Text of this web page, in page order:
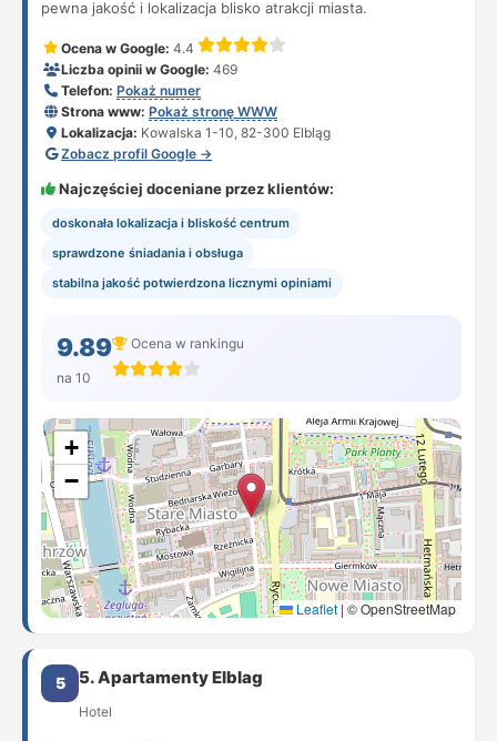
pewna jakość i lokalizacja blisko atrakcji miasta.
Ocena w Google: 4.4
Liczba opinii w Google: 469
Telefon: Pokaż numer
Strona www: Pokaż stronę WWW
Lokalizacja: Kowalska 1-10, 82-300 Elbląg
Zobacz profil Google →
Najczęściej doceniane przez klientów:
doskonała lokalizacja i bliskość centrum
sprawdzone śniadania i obsługa
stabilna jakość potwierdzona licznymi opiniami
9.89
na 10
Ocena w rankingu
+
−
Leaflet | © OpenStreetMap
5 5. Apartamenty Elblag
Hotel